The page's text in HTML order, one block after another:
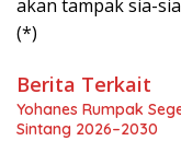
akan tampak sia-
(*)
Berita Terkait
Yohanes Rumpak
Sintang 2026–2030